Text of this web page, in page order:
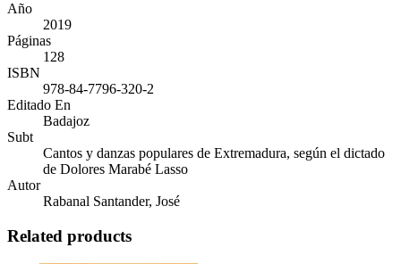
Año
2019
Páginas
128
ISBN
978-84-7796-320-2
Editado En
Badajoz
Subt
Cantos y danzas populares de Extremadura, según el dictado
de Dolores Marabé Lasso
Autor
Rabanal Santander, José
Related products